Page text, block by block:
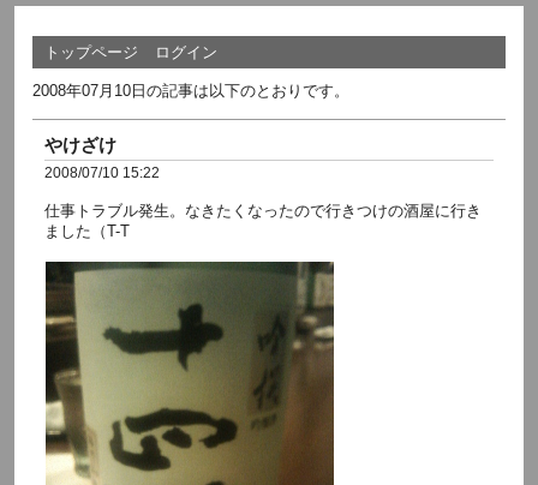
トップページ ログイン
2008年07月10日の記事は以下のとおりです。
やけざけ
2008/07/10 15:22
仕事トラブル発生。なきたくなったので行きつけの酒屋に行き
ました（T-T